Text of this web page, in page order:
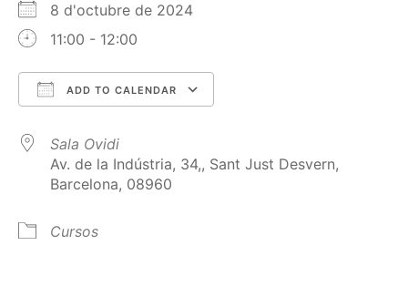
8 d'octubre de 2024
11:00 - 12:00
ADD TO CALENDAR
Sala Ovidi
Av. de la Indústria, 34,, Sant Just Desvern,
Barcelona, 08960
Cursos